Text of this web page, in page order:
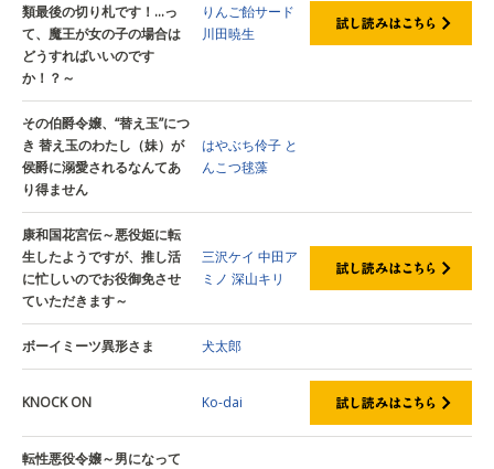
類最後の切り札です！…っ
て、魔王が女の子の場合は
どうすればいいのです
か！？～
りんご飴サード
川田暁生
その伯爵令嬢、“替え玉”につ
き 替え玉のわたし（妹）が
侯爵に溺愛されるなんてあ
り得ません
はやぶち伶子 と
んこつ毬藻
康和国花宮伝～悪役姫に転
生したようですが、推し活
に忙しいのでお役御免させ
ていただきます～
三沢ケイ 中田ア
ミノ 深山キリ
ボーイミーツ異形さま 犬太郎
KNOCK ON Ko-dai
転性悪役令嬢～男になって